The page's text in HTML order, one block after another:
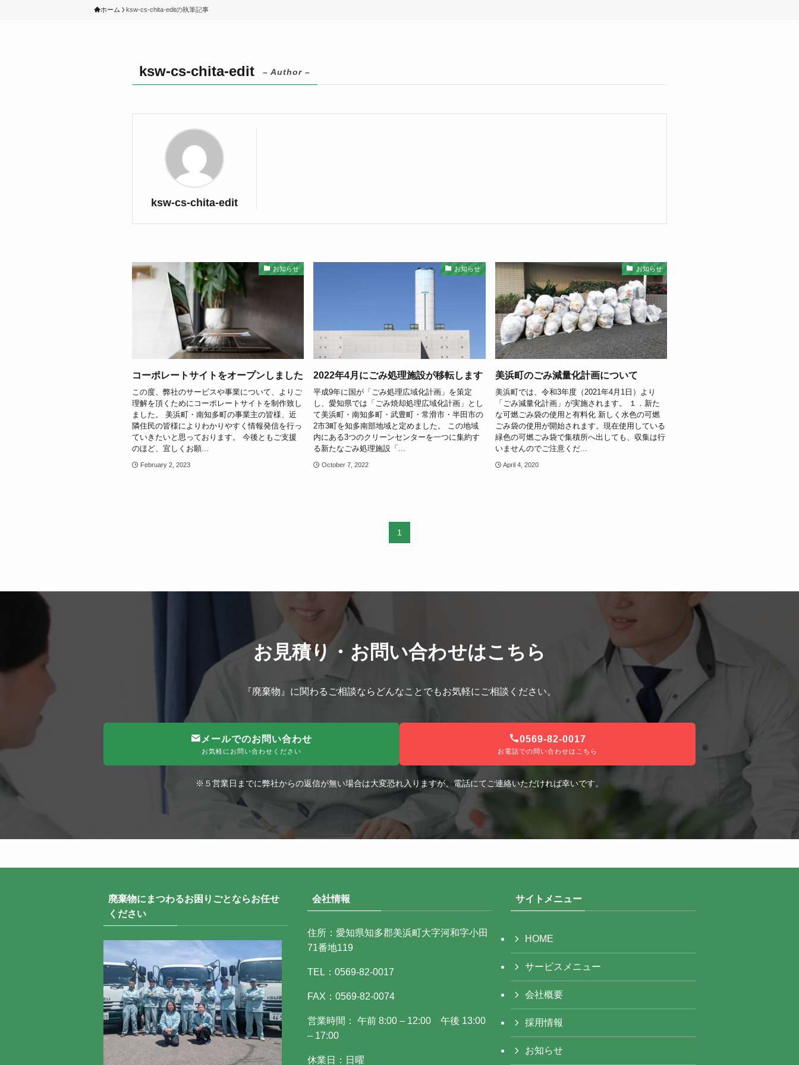
ホーム ksw-cs-chita-editの執筆記事
ksw-cs-chita-edit – Author –
ksw-cs-chita-edit
お知らせ
コーポレートサイトをオープンしました
この度、弊社のサービスや事業について、よりご
理解を頂くためにコーポレートサイトを制作致し
ました。 美浜町・南知多町の事業主の皆様、近
隣住民の皆様によりわかりやすく情報発信を行っ
ていきたいと思っております。 今後ともご支援
のほど、宜しくお願...
February 2, 2023
お知らせ
2022年4月にごみ処理施設が移転します
平成9年に国が「ごみ処理広域化計画」を策定
し、愛知県では「ごみ焼却処理広域化計画」とし
て美浜町・南知多町・武豊町・常滑市・半田市の
2市3町を知多南部地域と定めました。 この地域
内にある3つのクリーンセンターを一つに集約す
る新たなごみ処理施設「...
October 7, 2022
お知らせ
美浜町のごみ減量化計画について
美浜町では、令和3年度（2021年4月1日）より
「ごみ減量化計画」が実施されます。 １．新た
な可燃ごみ袋の使用と有料化 新しく水色の可燃
ごみ袋の使用が開始されます。現在使用している
緑色の可燃ごみ袋で集積所へ出しても、収集は行
いませんのでご注意くだ...
April 4, 2020
1
お見積り・お問い合わせはこちら
『廃棄物』に関わるご相談ならどんなことでもお気軽にご相談ください。
メールでのお問い合わせ
お気軽にお問い合わせください
0569-82-0017
お電話での問い合わせはこちら
※５営業日までに弊社からの返信が無い場合は大変恐れ入りますが、電話にてご連絡いただければ幸いです。
廃棄物にまつわるお困りごとならお任せ
ください
会社情報
住所：愛知県知多郡美浜町大字河和字小田
71番地119
TEL：0569-82-0017
FAX：0569-82-0074
営業時間： 午前 8:00 – 12:00 午後 13:00
– 17:00
休業日：日曜
サイトメニュー
HOME
サービスメニュー
会社概要
採用情報
お知らせ